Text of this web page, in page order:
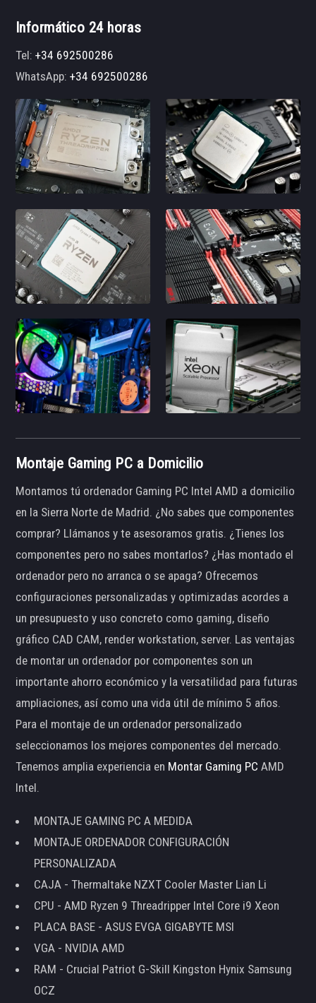
Informático 24 horas
Tel:+34 692500286
WhatsApp:+34 692500286
Montaje Gaming PC a Domicilio
Montamos tú ordenador Gaming PC Intel AMD a domicilio
en la Sierra Norte de Madrid. ¿No sabes que componentes
comprar? Llámanos y te asesoramos gratis. ¿Tienes los
componentes pero no sabes montarlos? ¿Has montado el
ordenador pero no arranca o se apaga? Ofrecemos
configuraciones personalizadas y optimizadas acordes a
un presupuesto y uso concreto como gaming, diseño
gráfico CAD CAM, render workstation, server. Las ventajas
de montar un ordenador por componentes son un
importante ahorro económico y la versatilidad para futuras
ampliaciones, así como una vida útil de mínimo 5 años.
Para el montaje de un ordenador personalizado
seleccionamos los mejores componentes del mercado.
Tenemos amplia experiencia en Montar Gaming PC AMD
Intel.
MONTAJE GAMING PC A MEDIDA
MONTAJE ORDENADOR CONFIGURACIÓN
PERSONALIZADA
CAJA - Thermaltake NZXT Cooler Master Lian Li
CPU - AMD Ryzen 9 Threadripper Intel Core i9 Xeon
PLACA BASE - ASUS EVGA GIGABYTE MSI
VGA - NVIDIA AMD
RAM - Crucial Patriot G-Skill Kingston Hynix Samsung
OCZ